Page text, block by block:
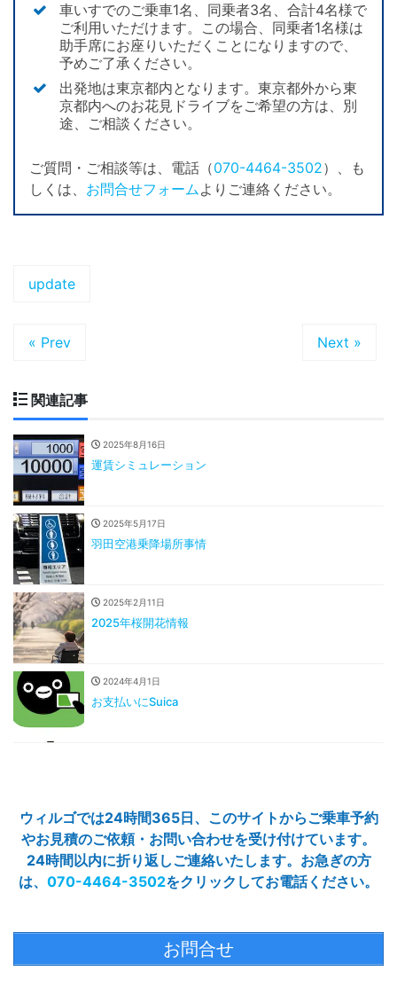
車いすでのご乗車1名、同乗者3名、合計4名様で
ご利用いただけます。この場合、同乗者1名様は
助手席にお座りいただくことになりますので、
予めご了承ください。
出発地は東京都内となります。東京都外から東
京都内へのお花見ドライブをご希望の方は、別
途、ご相談ください。
ご質問・ご相談等は、電話（070-4464-3502）、も
しくは、 お問合せフォームよりご連絡ください。
update
« Prev Next »
関連記事
2025年8月16日
運賃シミュレーション
2025年5月17日
羽田空港乗降場所事情
2025年2月11日
2025年桜開花情報
2024年4月1日
お支払いにSuica
ウィルゴでは24時間365日、このサイトからご乗車予約
やお見積のご依頼・お問い合わせを受け付けています。
24時間以内に折り返しご連絡いたします。お急ぎの方
は、 070-4464-3502をクリックしてお電話ください。
お問合せ